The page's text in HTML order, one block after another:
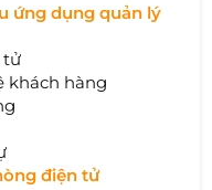
ứng dụng quản lý
tử
khách hàng
điện tử